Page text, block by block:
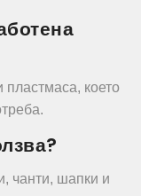
пластмаса, което
чанти, шапки и